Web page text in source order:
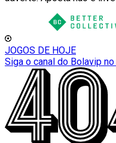
JOGOS DE HOJE
Siga o canal do Bolavip